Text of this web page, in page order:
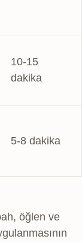
10-15
dakika
5-8 dakika
öğlen ve